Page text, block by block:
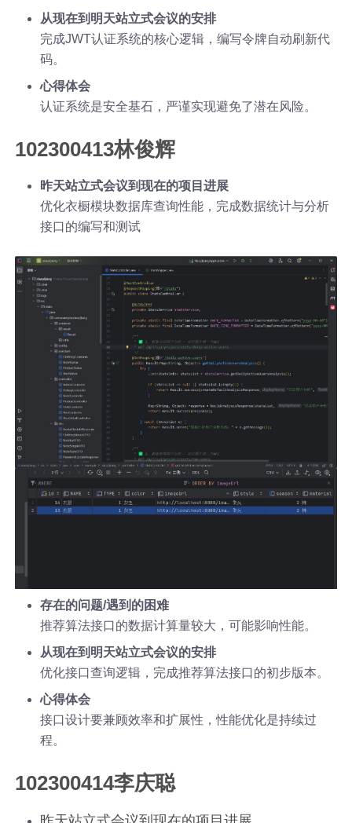
从现在到明天站立式会议的安排
完成JWT认证系统的核心逻辑，编写令牌自动刷新代
码。
心得体会
认证系统是安全基石，严谨实现避免了潜在风险。
102300413林俊辉
昨天站立式会议到现在的项目进展
优化衣橱模块数据库查询性能，完成数据统计与分析
接口的编写和测试
存在的问题/遇到的困难
推荐算法接口的数据计算量较大，可能影响性能。
从现在到明天站立式会议的安排
优化接口查询逻辑，完成推荐算法接口的初步版本。
心得体会
接口设计要兼顾效率和扩展性，性能优化是持续过
程。
102300414李庆聪